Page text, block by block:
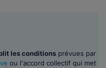
les conditions prévues par
ou l'accord collectif qui met